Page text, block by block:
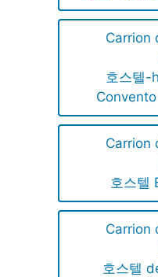
Carrion
호스텔-
Carrion
호스텔
Carrion
호스텔